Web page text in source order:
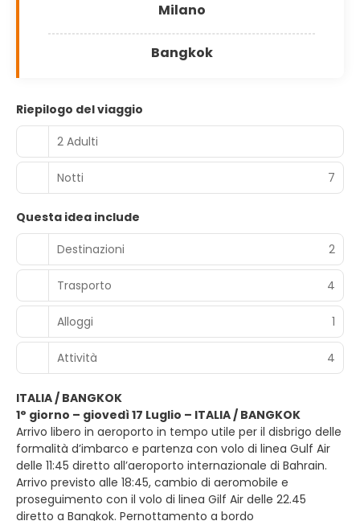
Milano
Bangkok
Riepilogo del viaggio
2 Adulti
Notti 7
Questa idea include
Destinazioni
2
Trasporto 4
Alloggi 1
Attività 4
ITALIA / BANGKOK
1° giorno – giovedì 17 Luglio – ITALIA / BANGKOK
Arrivo libero in aeroporto in tempo utile per il disbrigo delle
formalità d’imbarco e partenza con volo di linea Gulf Air
delle 11:45 diretto all’aeroporto internazionale di Bahrain.
Arrivo previsto alle 18:45, cambio di aeromobile e
proseguimento con il volo di linea Gilf Air delle 22.45
diretto a Bangkok. Pernottamento a bordo